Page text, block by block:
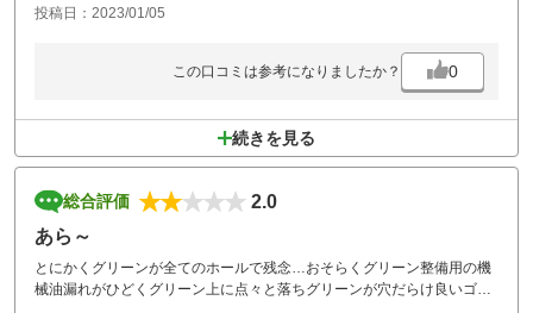
投稿日：2023/01/05
この口コミは参考になりましたか？ 0
続きを見る
総合評価
2.0
あら～
とにかくグリーンが全てのホールで残念…おそらくグリーン整備用の機
械油漏れがひどくグリーン上に点々と落ちグリーンが穴だらけ良いゴル